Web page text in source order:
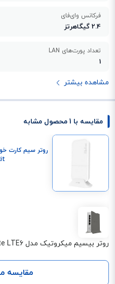
فرکانس وای‌فای
2.4 گیگاهرتز
تعداد پورت‌های LAN
مشاهده بیشتر
مقایسه با 1 محصول مشابه
روتر بیسیم میکروتیک مدل hAP ax lite LTE6
مقایسه